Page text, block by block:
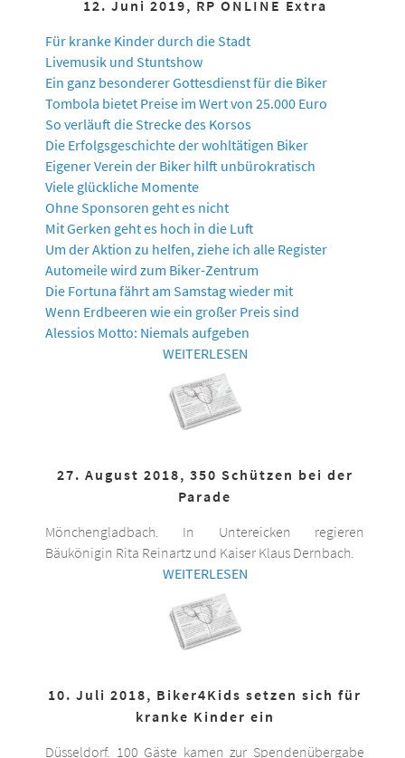
12. Juni 2019, RP ONLINE Extra
Für kranke Kinder durch die Stadt
Livemusik und Stuntshow
Ein ganz besonderer Gottesdienst für die Biker
Tombola bietet Preise im Wert von 25.000 Euro
So verläuft die Strecke des Korsos
Die Erfolgsgeschichte der wohltätigen Biker
Eigener Verein der Biker hilft unbürokratisch
Viele glückliche Momente
Ohne Sponsoren geht es nicht
Mit Gerken geht es hoch in die Luft
Um der Aktion zu helfen, ziehe ich alle Register
Automeile wird zum Biker-Zentrum
Die Fortuna fährt am Samstag wieder mit
Wenn Erdbeeren wie ein großer Preis sind
Alessios Motto: Niemals aufgeben
WEITERLESEN
27. August 2018, 350 Schützen bei der
Parade
Mönchengladbach. In Untereicken regieren
Bäukönigin Rita Reinartz und Kaiser Klaus Dernbach.
WEITERLESEN
10. Juli 2018, Biker4Kids setzen sich für
kranke Kinder ein
Düsseldorf. 100 Gäste kamen zur Spendenübergabe